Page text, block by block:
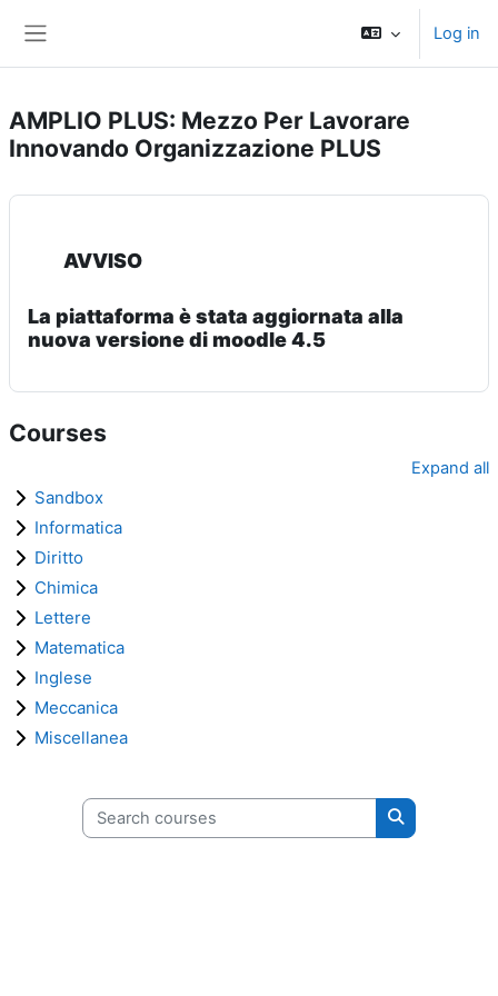
Log in
AMPLIO PLUS: Mezzo Per Lavorare
Innovando Organizzazione PLUS
AVVISO
La piattaforma è stata aggiornata alla
nuova versione di moodle 4.5
Courses
Expand all
Sandbox
Informatica
Diritto
Chimica
Lettere
Matematica
Inglese
Meccanica
Miscellanea
Search courses
Search